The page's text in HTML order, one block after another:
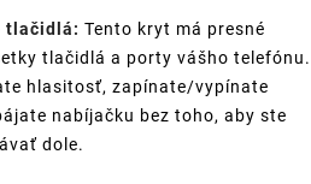
tlačidlá: Tento kryt má presné
tlačidlá a porty vášho telefónu.
hlasitosť, zapínate/vypínate
nabíjačku bez toho, aby ste
dole.